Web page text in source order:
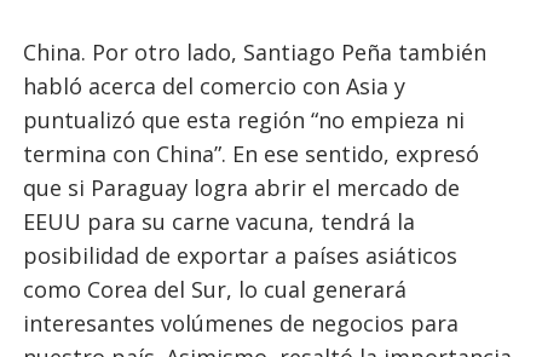
China. Por otro lado, Santiago Peña también
habló acerca del comercio con Asia y
puntualizó que esta región “no empieza ni
termina con China”. En ese sentido, expresó
que si Paraguay logra abrir el mercado de
EEUU para su carne vacuna, tendrá la
posibilidad de exportar a países asiáticos
como Corea del Sur, lo cual generará
interesantes volúmenes de negocios para